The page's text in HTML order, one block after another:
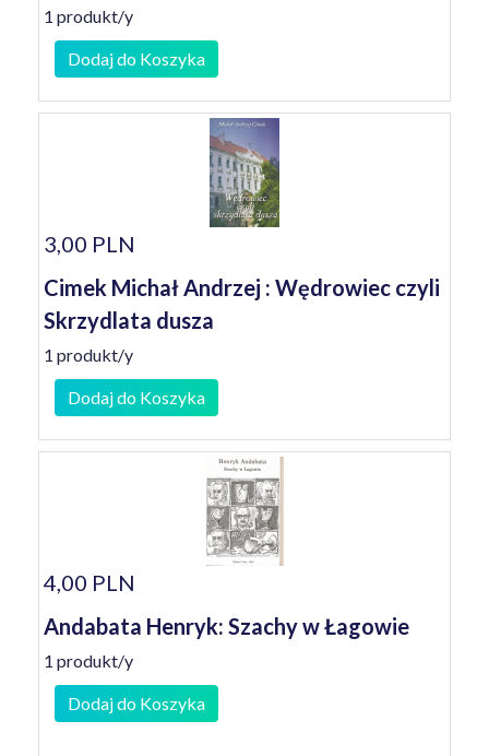
1 produkt/y
Dodaj do Koszyka
3,00 PLN
Cimek Michał Andrzej : Wędrowiec czyli
Skrzydlata dusza
1 produkt/y
Dodaj do Koszyka
4,00 PLN
Andabata Henryk: Szachy w Łagowie
1 produkt/y
Dodaj do Koszyka